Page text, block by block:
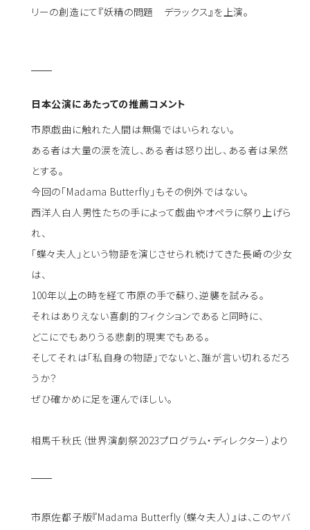
リーの創造にて『妖精の問題 デラックス』を上演。
日本公演にあたっての推薦コメント
市原戯曲に触れた人間は無傷ではいられない。
ある者は大量の涙を流し、ある者は怒り出し、ある者は呆然
とする。
今回の「Madama Butterfly」もその例外ではない。
西洋人白人男性たちの手によって戯曲やオペラに祭り上げら
れ、
「蝶々夫人」という物語を演じさせられ続けてきた長崎の少女
は、
100年以上の時を経て市原の手で蘇り、逆襲を試みる。
それはありえない喜劇的フィクションであると同時に、
どこにでもありうる悲劇的現実でもある。
そしてそれは「私自身の物語」でないと、誰が言い切れるだろ
うか？
ぜひ確かめに足を運んでほしい。
相馬千秋氏（世界演劇祭2023プログラム・ディレクター）より
市原佐都子版『Madama Butterfly（蝶々夫人）』は、このヤバ